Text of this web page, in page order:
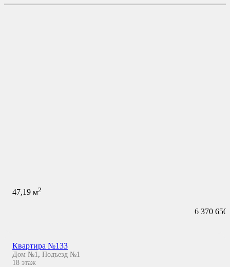
47,19 м2
6 370 650
Квартира №133
Дом №1, Подъезд №1
18 этаж